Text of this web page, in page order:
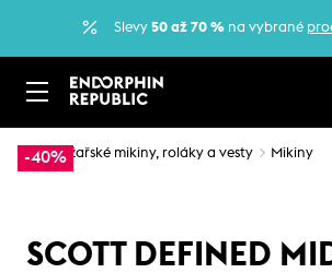
Slevy 50 až 70 % na vybrané
-40%
… Lyžařské mikiny, roláky a vesty Mikiny
SCOTT DEFINED